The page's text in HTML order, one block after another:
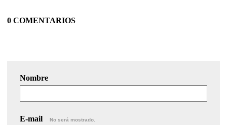
0 COMENTARIOS
Nombre
E-mail No será mostrado.